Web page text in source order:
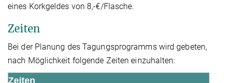
eines Korkgeldes von 8,-€/Flasche.
Zeiten
Bei der Planung des Tagungsprogramms wird gebeten,
nach Möglichkeit folgende Zeiten einzuhalten:
Zeiten_____________